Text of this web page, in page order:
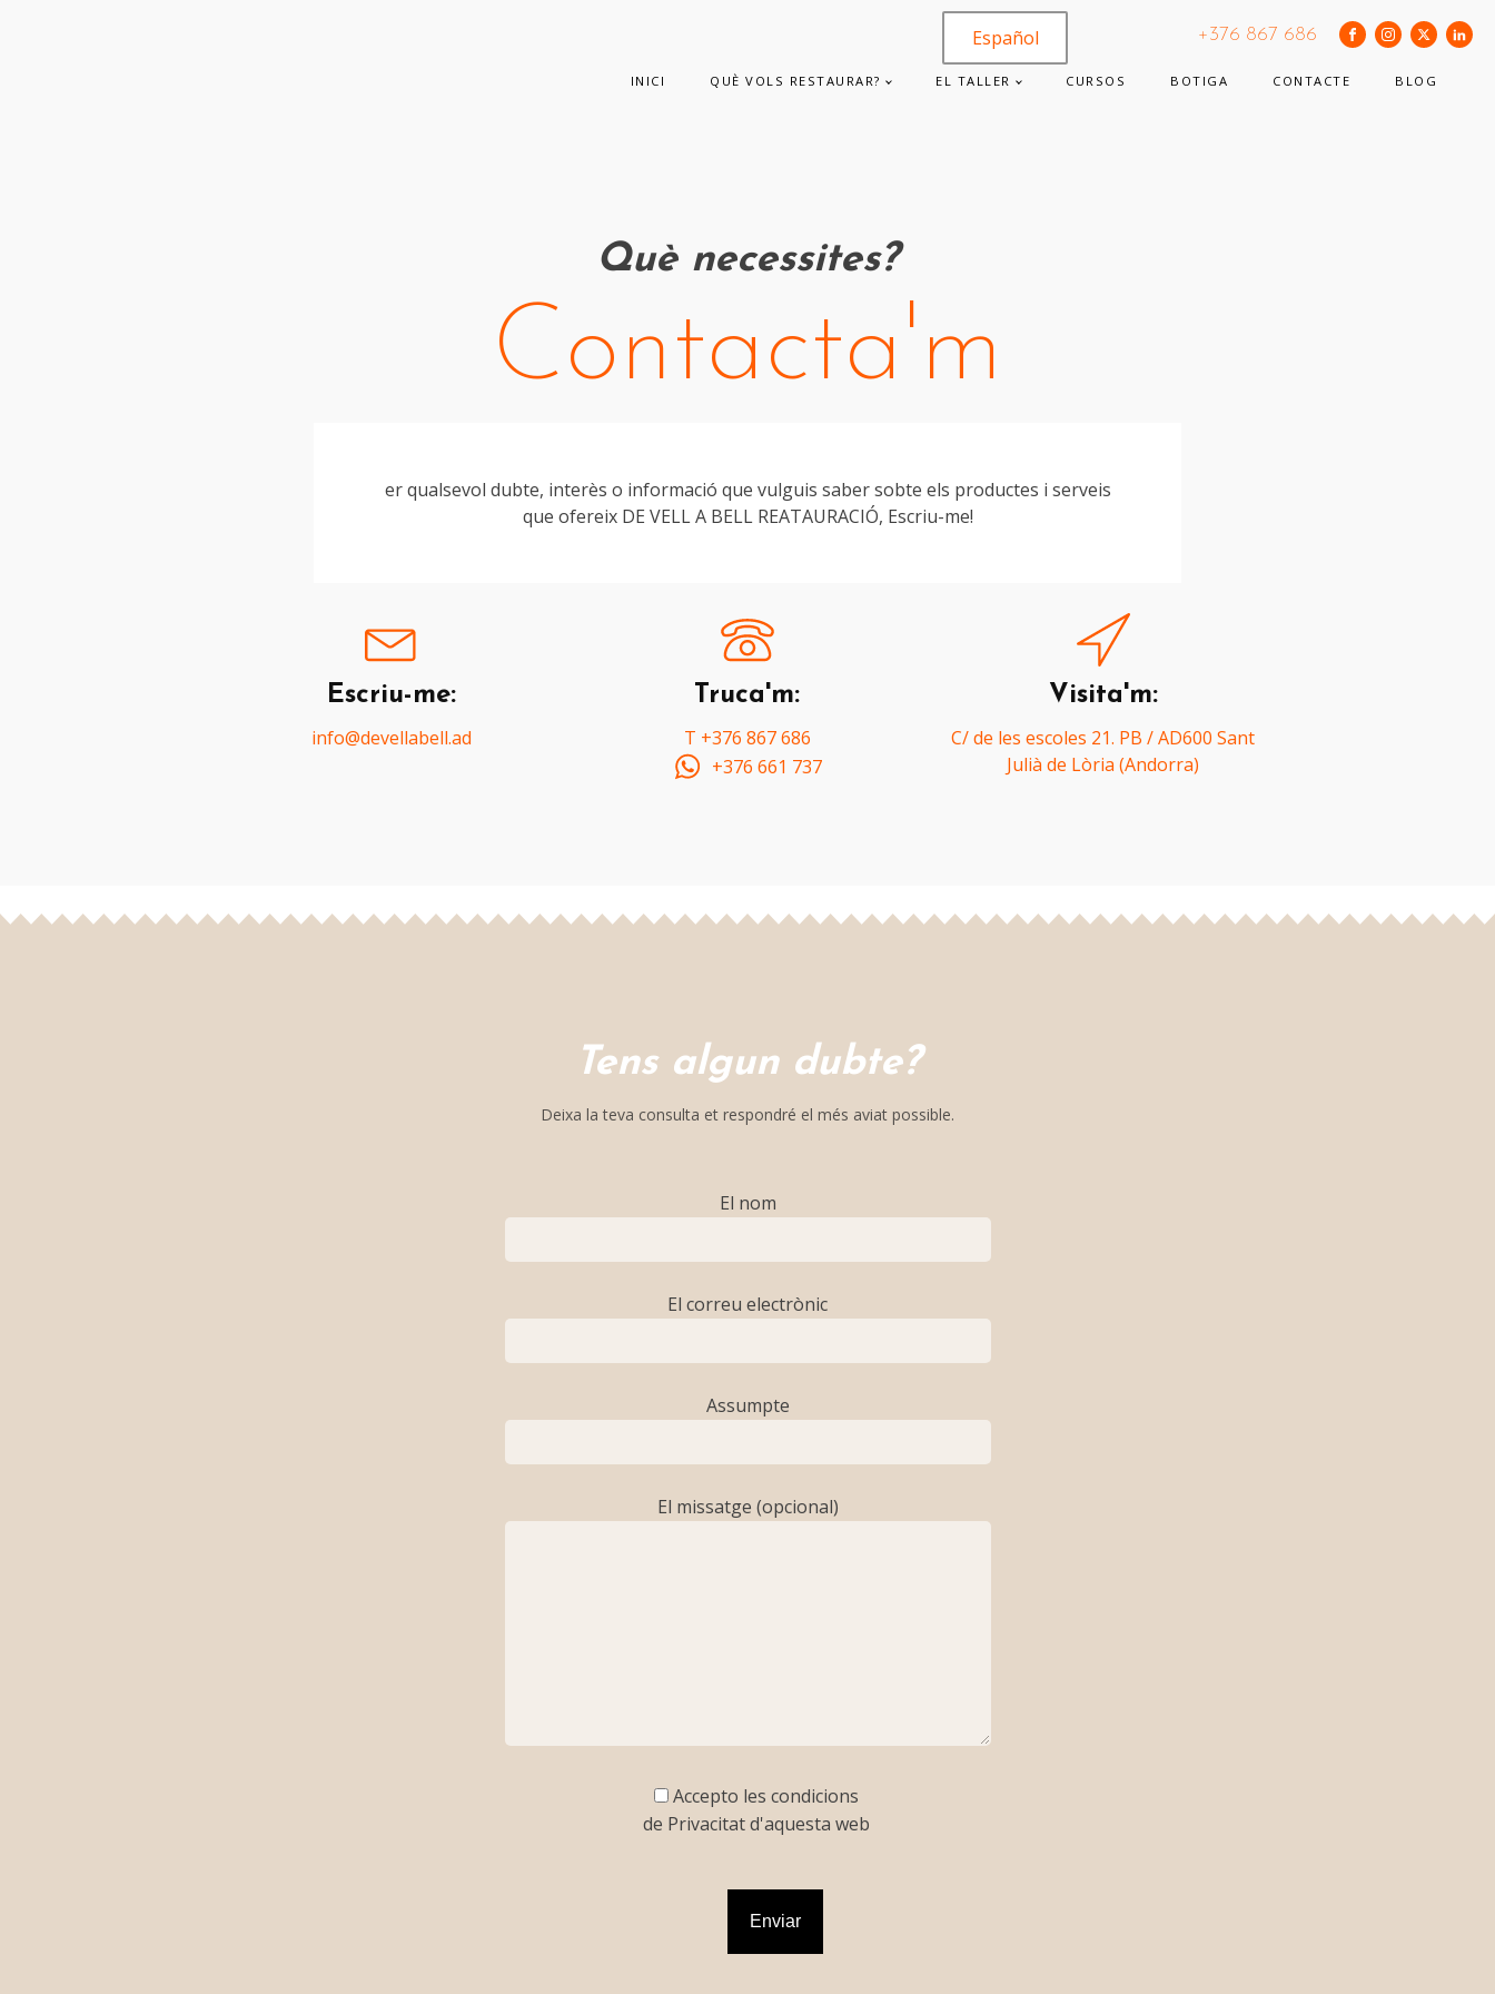
Español +376 867 686
INICI QUÈ VOLS RESTAURAR? EL TALLER CURSOS BOTIGA CONTACTE BLOG
Què necessites?
Contacta'm
er qualsevol dubte, interès o informació que vulguis saber sobte els productes i serveis
que ofereix DE VELL A BELL REATAURACIÓ, Escriu-me!
Escriu-me:
info@devellabell.ad
Truca'm:
T +376 867 686
+376 661 737
Visita'm:
C/ de les escoles 21. PB / AD600 Sant
Julià de Lòria (Andorra)
Tens algun dubte?
Deixa la teva consulta et respondré el més aviat possible.
El nom
El correu electrònic
Assumpte
El missatge (opcional)
Accepto les condicions
de Privacitat d'aquesta web